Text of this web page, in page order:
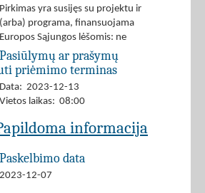
Pirkimas yra susijęs su projektu ir
(arba) programa, finansuojama
Europos Sąjungos lėšomis: ne
Pasiūlymų ar prašymų
priėmimo terminas
Data: 2023-12-13
Vietos laikas: 08:00
informacija
Paskelbimo data
2023-12-07